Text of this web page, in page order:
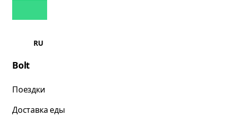
RU
Bolt
Поездки
Доставка еды